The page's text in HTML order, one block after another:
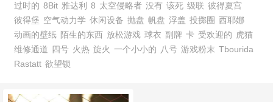
过时的 8Bit 雅达利 8 太空侵略者 没有 该死 级联 彼得夏宫
彼得堡 空气动力学 休闲设备 抛盘 帆盘 浮盖 投掷圈 西耶娜
动画的壁纸 陌生的东西 放松游戏 球衣 副牌 卡 受欢迎的 虎猫
维修通道 四号 火热 旋火 一个小小的 八号 游戏粉末 Tbourida
Rastatt 欲望锁